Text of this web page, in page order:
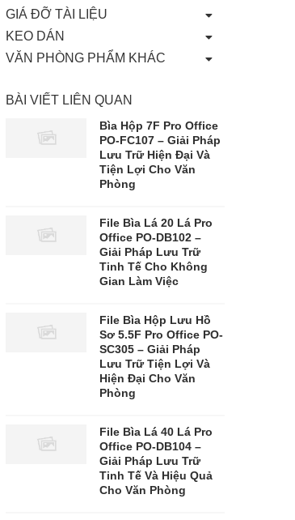
GIÁ ĐỠ TÀI LIỆU
KEO DÁN
VĂN PHÒNG PHẨM KHÁC
BÀI VIẾT LIÊN QUAN
Bìa Hộp 7F Pro Office
PO-FC107 – Giải Pháp
Lưu Trữ Hiện Đại Và
Tiện Lợi Cho Văn
Phòng
File Bìa Lá 20 Lá Pro
Office PO-DB102 –
Giải Pháp Lưu Trữ
Tinh Tế Cho Không
Gian Làm Việc
File Bìa Hộp Lưu Hồ
Sơ 5.5F Pro Office PO-
SC305 – Giải Pháp
Lưu Trữ Tiện Lợi Và
Hiện Đại Cho Văn
Phòng
File Bìa Lá 40 Lá Pro
Office PO-DB104 –
Giải Pháp Lưu Trữ
Tinh Tế Và Hiệu Quả
Cho Văn Phòng